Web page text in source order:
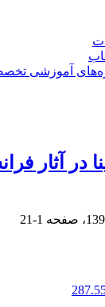
آموزشی
در آثار
1-21